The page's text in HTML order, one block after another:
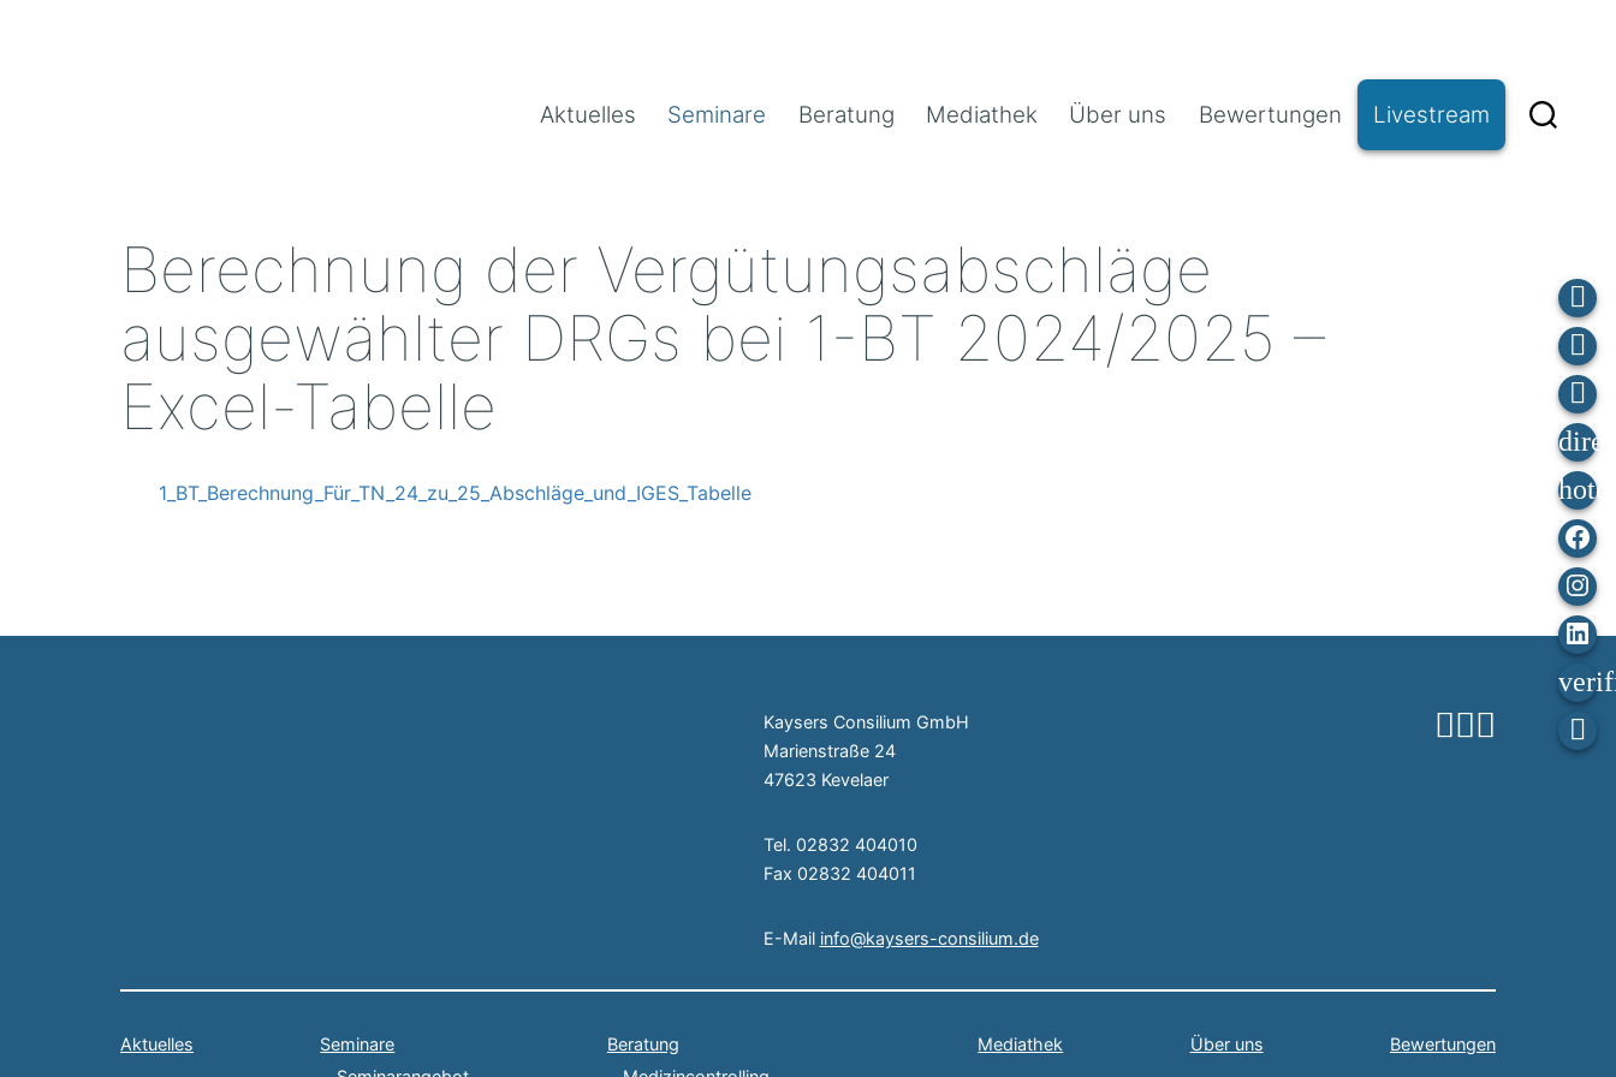
Aktuelles Seminare Beratung Mediathek Über uns Bewertungen Livestream
Berechnung der Vergütungsabschläge
ausgewählter DRGs bei 1-BT 2024/2025 –
Excel-Tabelle
1_BT_Berechnung_Für_TN_24_zu_25_Abschläge_und_IGES_Tabelle
Kaysers Consilium GmbH
Marienstraße 24
47623 Kevelaer
Tel. 02832 404010
Fax 02832 404011
E-Mail info@kaysers-consilium.de
Aktuelles
Seminare
Beratung
Mediathek Über uns Bewertungen
In